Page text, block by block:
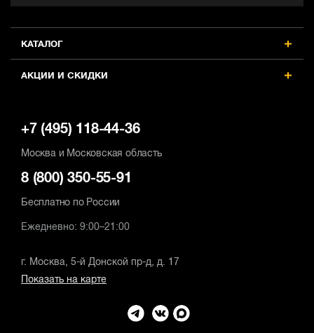
КАТАЛОГ
АКЦИИ И СКИДКИ
+7 (495) 118-44-36
Москва и Московская область
8 (800) 350-55-91
Бесплатно по России
Ежедневно: 9:00–21:00
г. Москва, 5-й Донской пр-д, д. 17
Показать на карте